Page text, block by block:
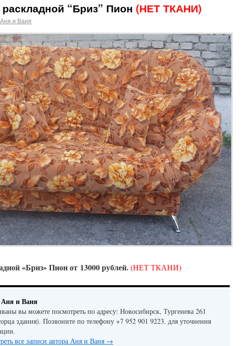
“Бриз” Пион (НЕТ ТКАНИ)
Аня и Ваня
«Бриз» Пион от 13000 рублей.(НЕТ ТКАНИ)
и Ваня
вы можете посмотреть по адресу: Новосибирск, Тургенева 261
здания). Позвоните по телефону +7 952 901 9223. для уточнения
все записи автора Аня и Ваня →